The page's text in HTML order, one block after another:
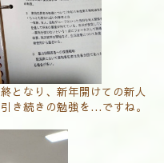
となり、新年開けての新人
き続きの勉強を...ですね。